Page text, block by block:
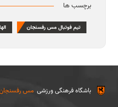
برچسب ها
تیم فوتبال مس رفسنجان
مس باشگاه فرهنگی ورزشی